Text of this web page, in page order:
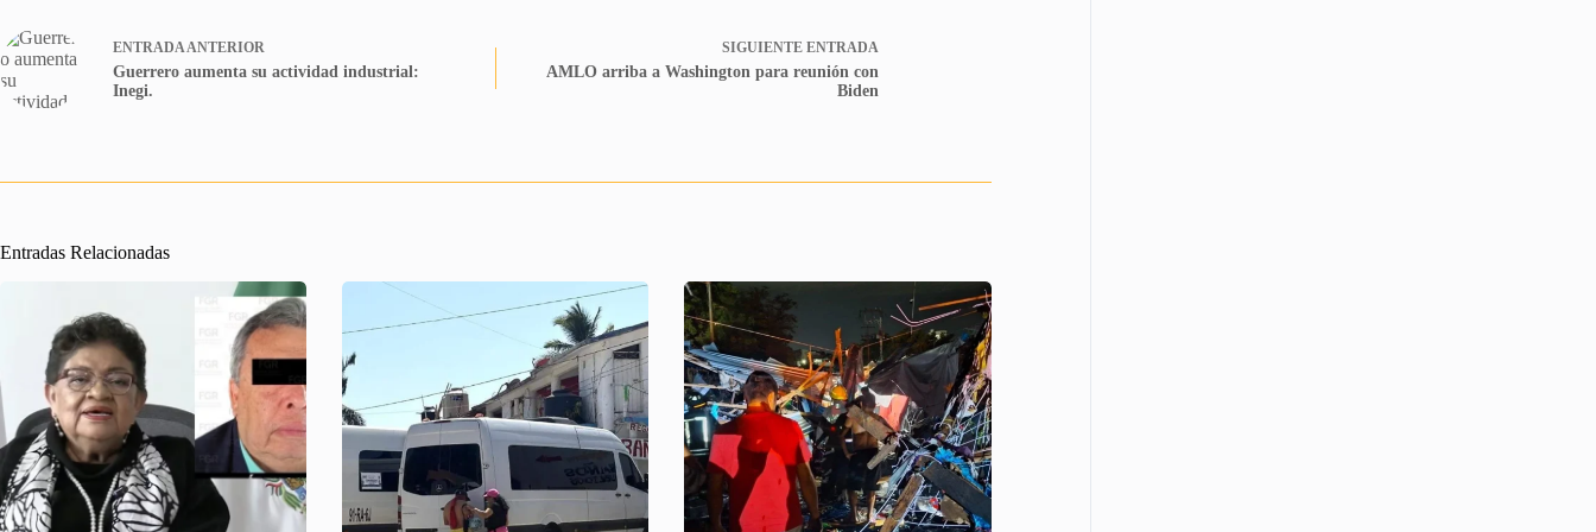
ENTRADAANTERIOR
Guerrero aumenta su actividad industrial:
Inegi.
SIGUIENTE ENTRADA
AMLO arriba a Washington para reunión con
Biden
Entradas Relacionadas